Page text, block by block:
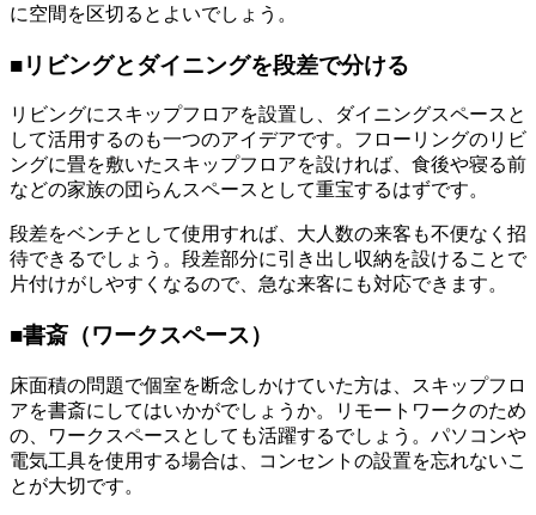
に空間を区切るとよいでしょう。
■リビングとダイニングを段差で分ける
リビングにスキップフロアを設置し、ダイニングスペースと
して活用するのも一つのアイデアです。フローリングのリビ
ングに畳を敷いたスキップフロアを設ければ、食後や寝る前
などの家族の団らんスペースとして重宝するはずです。
段差をベンチとして使用すれば、大人数の来客も不便なく招
待できるでしょう。段差部分に引き出し収納を設けることで
片付けがしやすくなるので、急な来客にも対応できます。
■書斎（ワークスペース）
床面積の問題で個室を断念しかけていた方は、スキップフロ
アを書斎にしてはいかがでしょうか。リモートワークのため
の、ワークスペースとしても活躍するでしょう。パソコンや
電気工具を使用する場合は、コンセントの設置を忘れないこ
とが大切です。